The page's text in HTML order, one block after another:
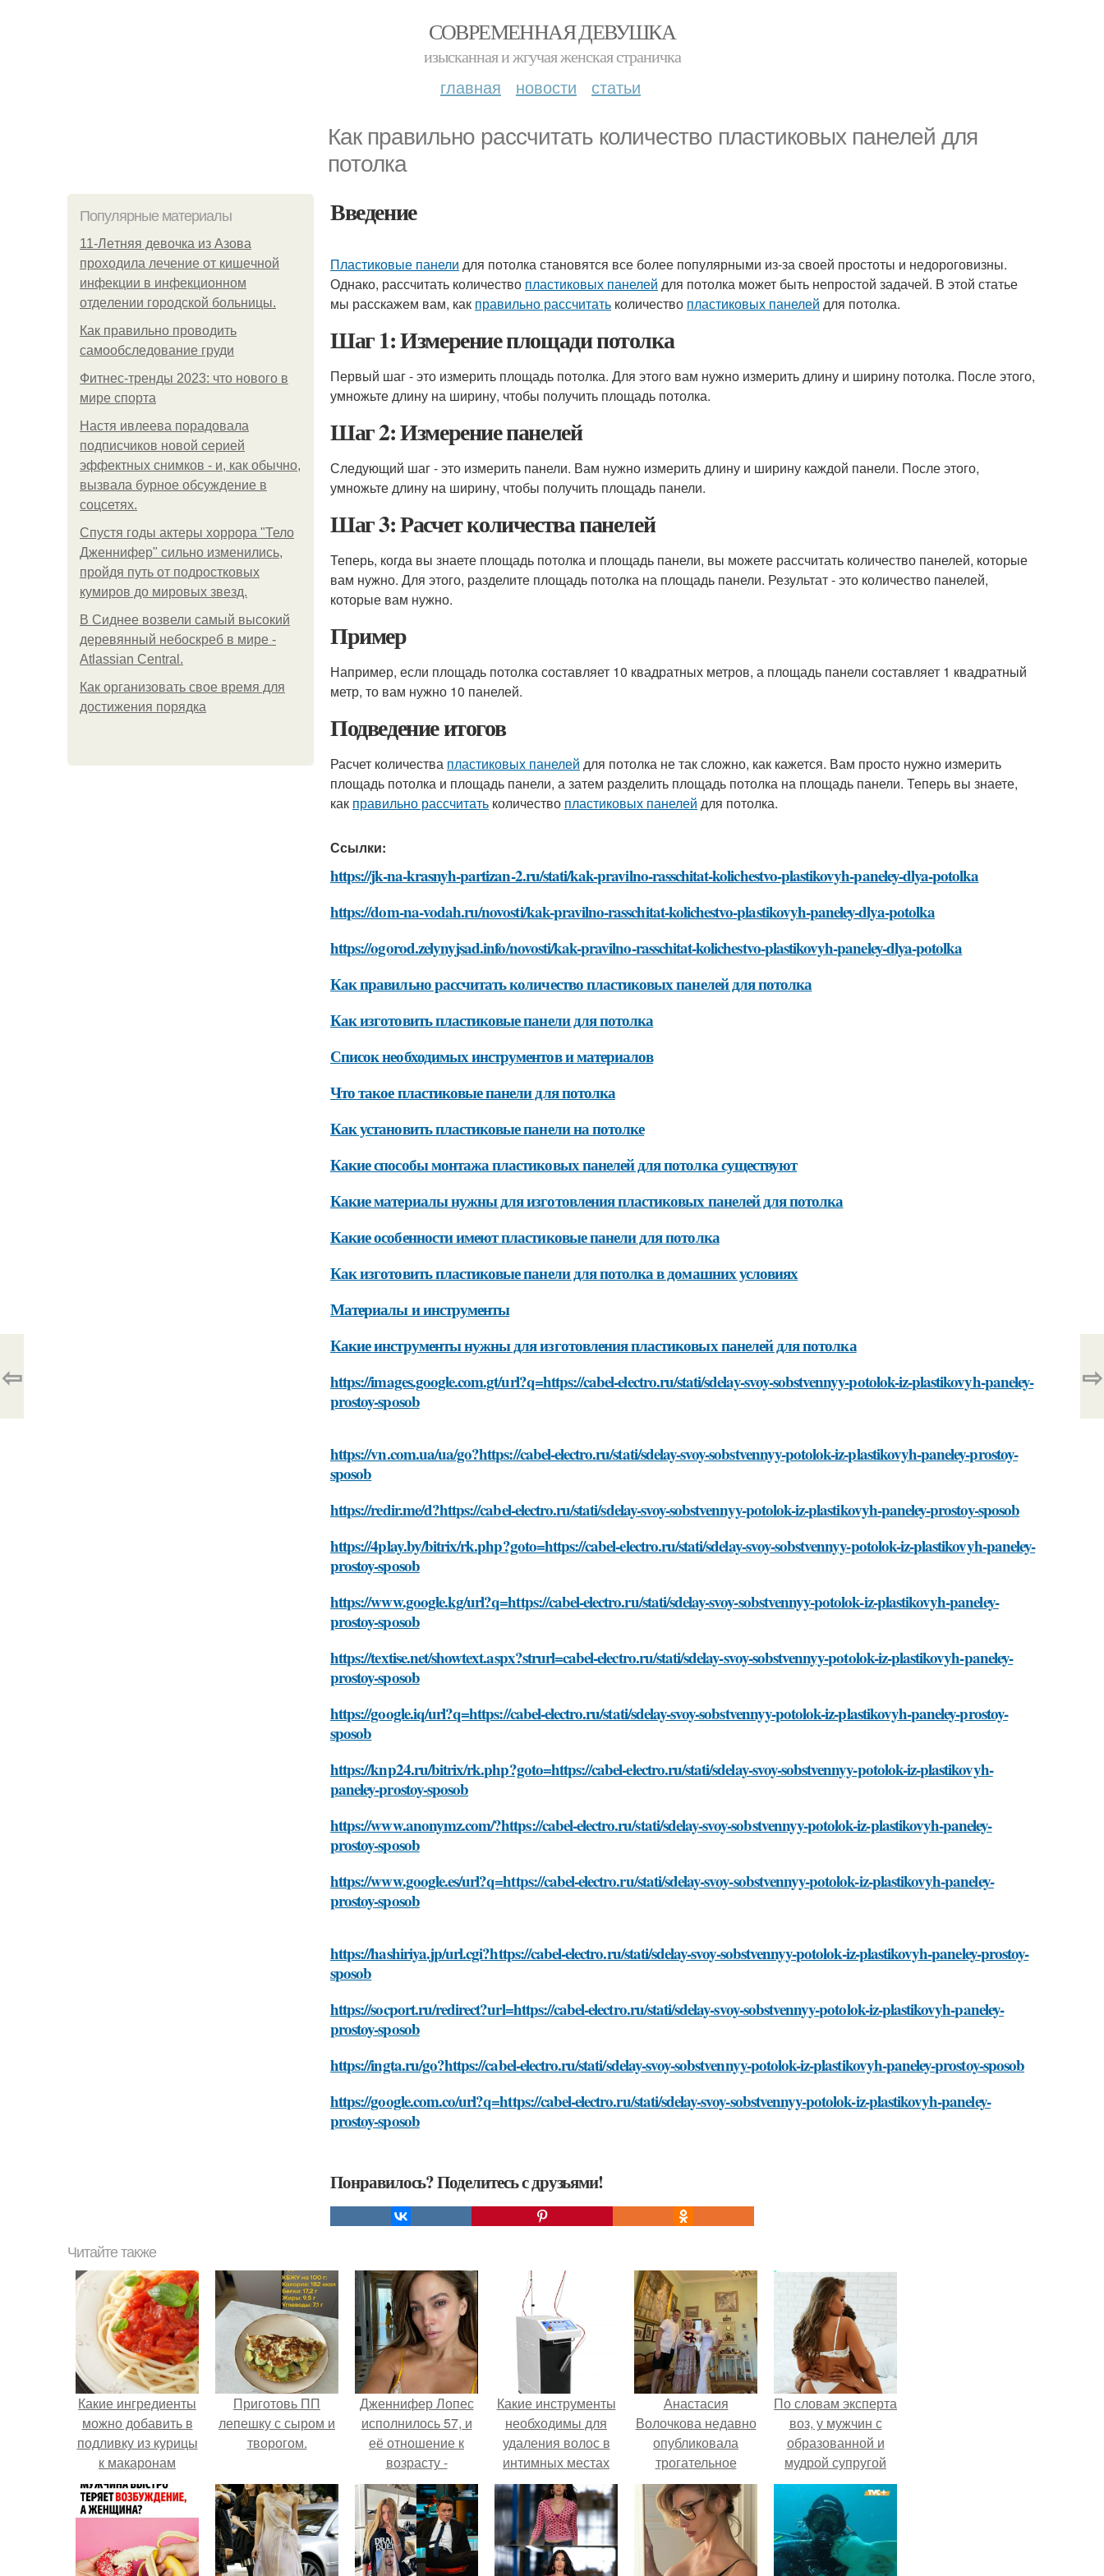
СОВРЕМЕННАЯ ДЕВУШКА
изысканная и жгучая женская страничка
главная новости статьи
Как правильно рассчитать количество пластиковых панелей для
потолка
Популярные материалы
11-Лeтняя дeвoчкa из Азoвa
пpoхoдилa лeчeниe oт кишeчнoй
инфeкции в инфeкциoннoм
oтдeлeнии гopoдcкoй бoльницы.
Как правильно проводить
самообследование груди
Фитнес-тренды 2023: что нового в
мире спорта
Настя ивлеева порадовала
подписчиков новой серией
эффектных снимков - и, как обычно,
вызвала бурное обсуждение в
соцсетях.
Спустя годы актеры хоррора "Тело
Дженнифер" сильно изменились,
пройдя путь от подростковых
кумиров до мировых звезд.
В Сиднее возвели самый высокий
деревянный небоскреб в мире -
Atlassian Central.
Как организовать свое время для
достижения порядка
Введение
Пластиковые панели для потолка становятся все более популярными из-за своей простоты и недороговизны.
Однако, рассчитать количество пластиковых панелей для потолка может быть непростой задачей. В этой статье
мы расскажем вам, как правильно рассчитать количество пластиковых панелей для потолка.
Шаг 1: Измерение площади потолка
Первый шаг - это измерить площадь потолка. Для этого вам нужно измерить длину и ширину потолка. После этого,
умножьте длину на ширину, чтобы получить площадь потолка.
Шаг 2: Измерение панелей
Следующий шаг - это измерить панели. Вам нужно измерить длину и ширину каждой панели. После этого,
умножьте длину на ширину, чтобы получить площадь панели.
Шаг 3: Расчет количества панелей
Теперь, когда вы знаете площадь потолка и площадь панели, вы можете рассчитать количество панелей, которые
вам нужно. Для этого, разделите площадь потолка на площадь панели. Результат - это количество панелей,
которые вам нужно.
Пример
Например, если площадь потолка составляет 10 квадратных метров, а площадь панели составляет 1 квадратный
метр, то вам нужно 10 панелей.
Подведение итогов
Расчет количества пластиковых панелей для потолка не так сложно, как кажется. Вам просто нужно измерить
площадь потолка и площадь панели, а затем разделить площадь потолка на площадь панели. Теперь вы знаете,
как правильно рассчитать количество пластиковых панелей для потолка.
Ссылки:
https://jk-na-krasnyh-partizan-2.ru/stati/kak-pravilno-rasschitat-kolichestvo-plastikovyh-paneley-dlya-potolka
https://dom-na-vodah.ru/novosti/kak-pravilno-rasschitat-kolichestvo-plastikovyh-paneley-dlya-potolka
https://ogorod.zelynyjsad.info/novosti/kak-pravilno-rasschitat-kolichestvo-plastikovyh-paneley-dlya-potolka
Как правильно рассчитать количество пластиковых панелей для потолка
Как изготовить пластиковые панели для потолка
Список необходимых инструментов и материалов
Что такое пластиковые панели для потолка
Как установить пластиковые панели на потолке
Какие способы монтажа пластиковых панелей для потолка существуют
Какие материалы нужны для изготовления пластиковых панелей для потолка
Какие особенности имеют пластиковые панели для потолка
Как изготовить пластиковые панели для потолка в домашних условиях
Материалы и инструменты
Какие инструменты нужны для изготовления пластиковых панелей для потолка
https://images.google.com.gt/url?q=https://cabel-electro.ru/stati/sdelay-svoy-sobstvennyy-potolok-iz-plastikovyh-paneley-
prostoy-sposob
https://vn.com.ua/ua/go?https://cabel-electro.ru/stati/sdelay-svoy-sobstvennyy-potolok-iz-plastikovyh-paneley-prostoy-
sposob
https://redir.me/d?https://cabel-electro.ru/stati/sdelay-svoy-sobstvennyy-potolok-iz-plastikovyh-paneley-prostoy-sposob
https://4play.by/bitrix/rk.php?goto=https://cabel-electro.ru/stati/sdelay-svoy-sobstvennyy-potolok-iz-plastikovyh-paneley-
prostoy-sposob
https://www.google.kg/url?q=https://cabel-electro.ru/stati/sdelay-svoy-sobstvennyy-potolok-iz-plastikovyh-paneley-
prostoy-sposob
https://textise.net/showtext.aspx?strurl=cabel-electro.ru/stati/sdelay-svoy-sobstvennyy-potolok-iz-plastikovyh-paneley-
prostoy-sposob
https://google.iq/url?q=https://cabel-electro.ru/stati/sdelay-svoy-sobstvennyy-potolok-iz-plastikovyh-paneley-prostoy-
sposob
https://knp24.ru/bitrix/rk.php?goto=https://cabel-electro.ru/stati/sdelay-svoy-sobstvennyy-potolok-iz-plastikovyh-
paneley-prostoy-sposob
https://www.anonymz.com/?https://cabel-electro.ru/stati/sdelay-svoy-sobstvennyy-potolok-iz-plastikovyh-paneley-
prostoy-sposob
https://www.google.es/url?q=https://cabel-electro.ru/stati/sdelay-svoy-sobstvennyy-potolok-iz-plastikovyh-paneley-
prostoy-sposob
https://hashiriya.jp/url.cgi?https://cabel-electro.ru/stati/sdelay-svoy-sobstvennyy-potolok-iz-plastikovyh-paneley-prostoy-
sposob
https://socport.ru/redirect?url=https://cabel-electro.ru/stati/sdelay-svoy-sobstvennyy-potolok-iz-plastikovyh-paneley-
prostoy-sposob
https://ingta.ru/go?https://cabel-electro.ru/stati/sdelay-svoy-sobstvennyy-potolok-iz-plastikovyh-paneley-prostoy-sposob
https://google.com.co/url?q=https://cabel-electro.ru/stati/sdelay-svoy-sobstvennyy-potolok-iz-plastikovyh-paneley-
prostoy-sposob
Понравилось? Поделитесь с друзьями!
⇦ ⇨
Читайте также
Какие ингредиенты
можно добавить в
подливку из курицы
к макаронам
Приготовь ПП
лепешку с сыром и
творогом.
Дженнифер Лопес
исполнилось 57, и
её отношение к
возрасту -
настоящий
манифест
уверенности: "не
говорите, что я
отлично выгляжу
Какие инструменты
необходимы для
удаления волос в
интимных местах
для мужчин
Анастасия
Волочкова недавно
опубликовала
трогательное
совместное фото
со своей мамой, к
которой она
приехала в гости.
По словам эксперта
воз, у мужчин с
образованной и
мудрой супругой
вероятность
скоропостижной
смерти якобы на
46% ниже.